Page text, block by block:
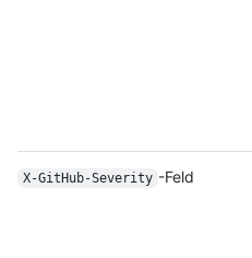
X-GitHub-Severity -Feld